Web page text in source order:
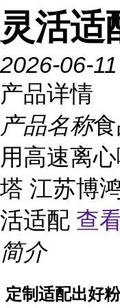
灵活适
2026-06-11
产品详情
产品名称
用高速离
塔 江苏博
活适配 查
简介
定制适配出好